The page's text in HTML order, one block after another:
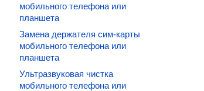
мобильного телефона или
планшета
Замена держателя сим-карты
мобильного телефона или
планшета
Ультразвуковая чистка
мобильного телефона или